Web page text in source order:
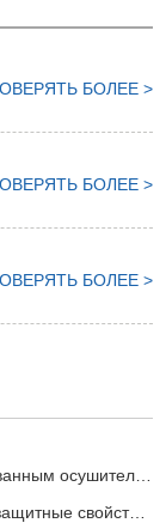
БОЛЕЕ >
БОЛЕЕ >
БОЛЕЕ >
осушителем
лекарственных бутылок